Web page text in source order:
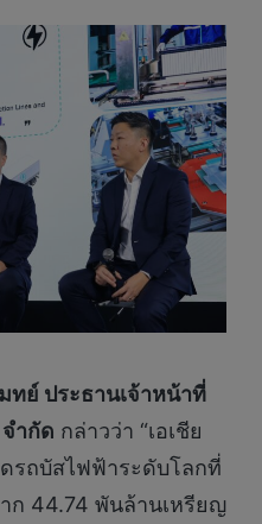
ทย์ ประธานเจ้าหน้าที่
ำกัด กล่าวว่า “เอเชีย
รถบัสไฟฟ้าระดับโลกที่
ก 44.74 พันล้านเหรียญ